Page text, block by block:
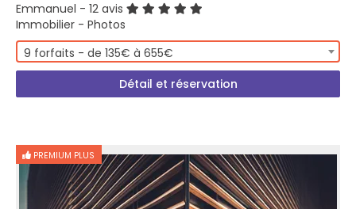
Emmanuel - 12 avis
Immobilier - Photos
9 forfaits - de 135€ à 655€
Détail et réservation
PREMIUM PLUS